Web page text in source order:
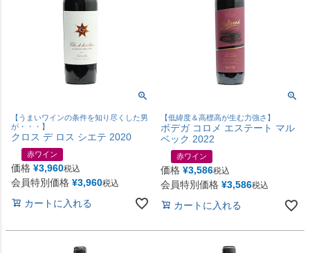
【うまいワインの条件を知り尽くした男
が・・・】
クロス デ ロス シエテ 2020
赤ワイン
価格 ¥3,960税込
会員特別価格 ¥3,960税込
カートに入れる
【低緯度＆高標高が生む力強さ】
ボデガ コロメ エステート マル
ベック 2022
赤ワイン
価格 ¥3,586税込
会員特別価格 ¥3,586税込
カートに入れる